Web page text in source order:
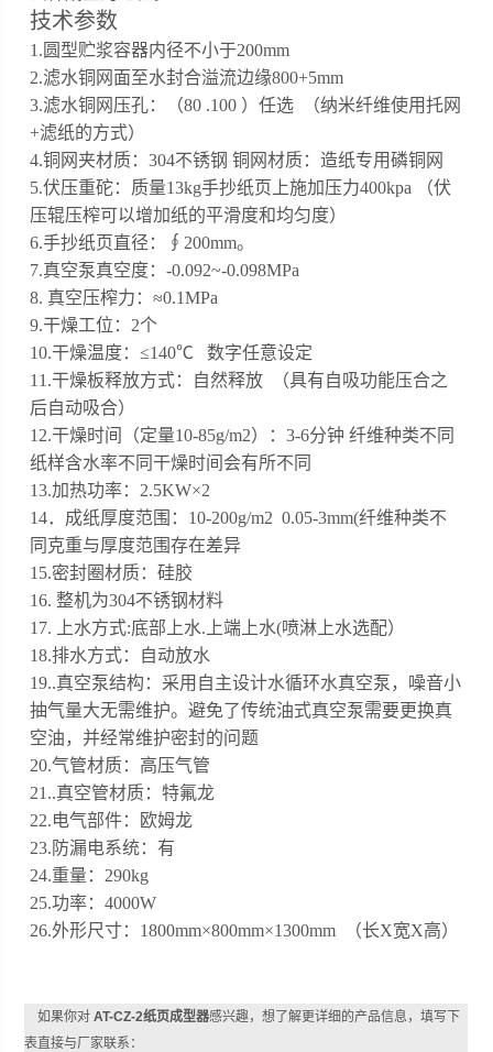
技术参数
1.圆型贮浆容器内径不小于200mm
2.滤水铜网面至水封合溢流边缘800+5mm
3.滤水铜网压孔： （80 .100 ）任选
（纳米纤维使用托网
+滤纸的方式）
4.铜网夹材质：304不锈钢 铜网材质：造纸专用磷铜网
5.伏压重砣： 质量13kg手抄纸页上施加压力400kpa （伏
压辊压榨可以增加纸的平滑度和均匀度）
6.手抄纸页直径：∮200mm。
7.真空泵真空度：-0.092~-0.098MPa
8. 真空压榨力：≈0.1MPa
9.干燥工位：2个
10.干燥温度：≤140℃
数字任意设定
11.干燥板释放方式：自然释放 （具有自吸功能压合之
后自动吸合）
12.干燥时间（定量10-85g/m2）：3-6分钟 纤维种类不同
纸样含水率不同干燥时间会有所不同
13.加热功率：2.5KW×2
14．成纸厚度范围： 10-200g/m2 0.05-3mm(纤维种类不
同克重与厚度范围存在差异
1 5.密封圈材质：硅胶
16. 整机为304不锈钢材料
1 7. 上水方式:底部上水.上端上水(喷淋上水选配）
18.排水方式：自动放水
19..真空泵结构：采用自主设计水循环水真空泵，噪音小
抽气量大无需维护。避免了传统油式真空泵需要更换真
空油，并经常维护密封的问题
20.气管材质：高压气管
21..真空管材质：特氟龙
22.电气部件：欧姆龙
23.防漏电系统：有
24.重量：290kg
25.功率：4000W
26.外形尺寸： 1800mm×800mm×1300mm （长X宽X高）
如果你对AT-CZ-2纸页成型器感兴趣，想了解更详细的产品信息，填写下
表直接与厂家联系：